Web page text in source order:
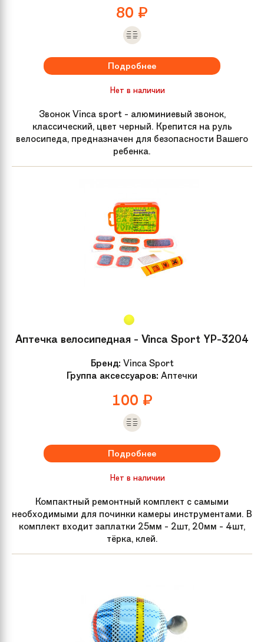
Прочная рама с удобной
геометрией
Сталь
Задний тормоз Ручной
44-54 см
80 ₽
Подробнее
Нет в наличии
Звонок Vinca sport - алюминиевый звонок,
классический, цвет черный. Крепится на руль
велосипеда, предназначен для безопасности Вашего
ребенка.
Аптечка велосипедная - Vinca Sport YP-3204
Бренд: Vinca Sport
Группа аксессуаров: Аптечки
100 ₽
Подробнее
Нет в наличии
Компактный ремонтный комплект с самыми
необходимыми для починки камеры инструментами. В
комплект входит заплатки 25мм - 2шт, 20мм - 4шт,
тёрка, клей.